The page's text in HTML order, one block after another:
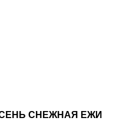
СНЕЖНАЯ ЕЖИ